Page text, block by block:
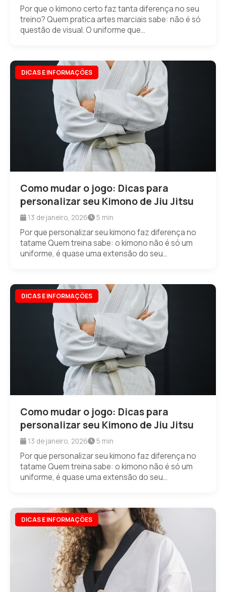
Por que o kimono certo faz tanta diferença no seu
treino? Quem pratica artes marciais sabe: não é só
questão de visual. O uniforme que...
DICAS E INFORMAÇÕES
Como mudar o jogo: Dicas para
personalizar seu Kimono de Jiu Jitsu
13 de janeiro, 2026 5 min
Por que personalizar seu kimono faz diferença no
tatame Quem treina sabe: o kimono não é só um
uniforme, é quase uma extensão do seu...
DICAS E INFORMAÇÕES
Como mudar o jogo: Dicas para
personalizar seu Kimono de Jiu Jitsu
13 de janeiro, 2026 5 min
Por que personalizar seu kimono faz diferença no
tatame Quem treina sabe: o kimono não é só um
uniforme, é quase uma extensão do seu...
DICAS E INFORMAÇÕES